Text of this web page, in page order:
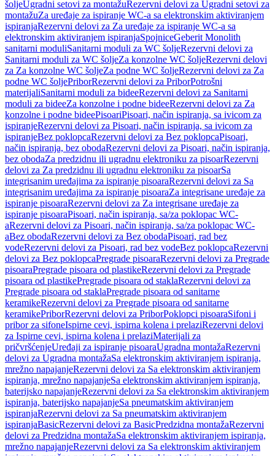
šoljeUgradni setovi za montažuRezervni delovi za Ugradni setovi za
montažuZa uređaje za ispiranje WC-a sa elektronskim aktiviranjem
ispiranjaRezervni delovi za Za uređaje za ispiranje WC-a sa
elektronskim aktiviranjem ispiranjaSpojniceGeberit Monolith
sanitarni moduliSanitarni moduli za WC šoljeRezervni delovi za
Sanitarni moduli za WC šoljeZa konzolne WC šoljeRezervni delovi
za Za konzolne WC šoljeZa podne WC šoljeRezervni delovi za Za
podne WC šoljePriborRezervni delovi za PriborPotrošni
materijaliSanitarni moduli za bideeRezervni delovi za Sanitarni
moduli za bideeZa konzolne i podne bideeRezervni delovi za Za
konzolne i podne bideePisoariPisoari, način ispiranja, sa ivicom za
ispiranjeRezervni delovi za Pisoari, način ispiranja, sa ivicom za
ispiranjeBez poklopcaRezervni delovi za Bez poklopcaPisoari,
način ispiranja, bez obodaRezervni delovi za Pisoari, način ispiranja,
bez obodaZa predzidnu ili ugradnu elektroniku za pisoarRezervni
delovi za Za predzidnu ili ugradnu elektroniku za pisoarSa
integrisanim uređajima za ispiranje pisoaraRezervni delovi za Sa
integrisanim uređajima za ispiranje pisoaraZa integrisane uređaje za
ispiranje pisoaraRezervni delovi za Za integrisane uređaje za
ispiranje pisoaraPisoari, način ispiranja, sa/za poklopac WC-
aRezervni delovi za Pisoari, način ispiranja, sa/za poklopac WC-
aBez obodaRezervni delovi za Bez obodaPisoari, rad bez
vodeRezervni delovi za Pisoari, rad bez vodeBez poklopcaRezervni
delovi za Bez poklopcaPregrade pisoaraRezervni delovi za Pregrade
pisoaraPregrade pisoara od plastikeRezervni delovi za Pregrade
pisoara od plastikePregrade pisoara od staklaRezervni delovi za
Pregrade pisoara od staklaPregrade pisoara od sanitarne
keramikeRezervni delovi za Pregrade pisoara od sanitarne
keramikePriborRezervni delovi za PriborPoklopci pisoaraSifoni i
pribor za sifoneIspirne cevi, ispirna kolena i prelaziRezervni delovi
za Ispirne cevi, ispirna kolena i prelaziMaterijali za
pričvršćenjeUređaji za ispiranje pisoaraUgradna montažaRezervni
delovi za Ugradna montažaSa elektronskim aktiviranjem ispiranja,
mrežno napajanjeRezervni delovi za Sa elektronskim aktiviranjem
ispiranja, mrežno napajanjeSa elektronskim aktiviranjem ispiranja,
baterijsko napajanjeRezervni delovi za Sa elektronskim aktiviranjem
ispiranja, baterijsko napajanjeSa pneumatskim aktiviranjem
ispiranjaRezervni delovi za Sa pneumatskim aktiviranjem
ispiranjaBasicRezervni delovi za BasicPredzidna montažaRezervni
delovi za Predzidna montažaSa elektronskim aktiviranjem ispiranja,
mrežno napajanjeRezervni delovi za Sa elektronskim aktiviranjem